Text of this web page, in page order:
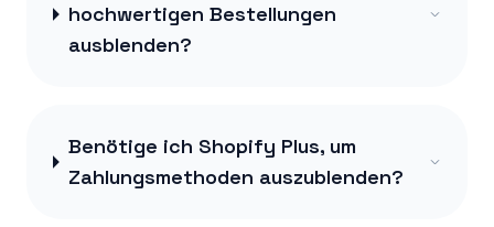
hochwertigen Bestellungen
ausblenden?
Benötige ich Shopify Plus, um
Zahlungsmethoden auszublenden?